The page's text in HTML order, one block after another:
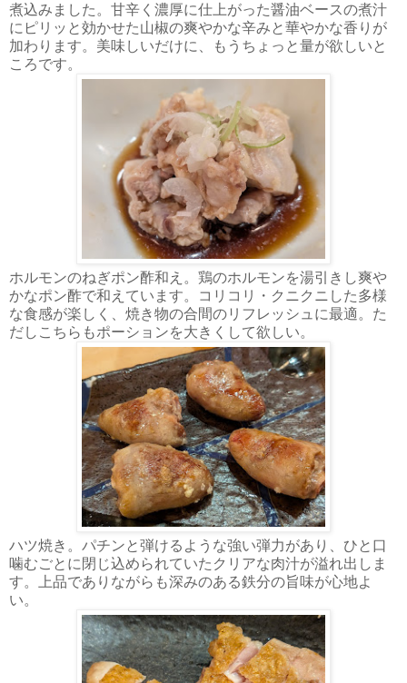
煮込みました。甘辛く濃厚に仕上がった醤油ベースの煮汁
にピリッと効かせた山椒の爽やかな辛みと華やかな香りが
加わります。美味しいだけに、もうちょっと量が欲しいと
ころです。
ホルモンのねぎポン酢和え。鶏のホルモンを湯引きし爽や
かなポン酢で和えています。コリコリ・クニクニした多様
な食感が楽しく、焼き物の合間のリフレッシュに最適。た
だしこちらもポーションを大きくして欲しい。
ハツ焼き。パチンと弾けるような強い弾力があり、ひと口
噛むごとに閉じ込められていたクリアな肉汁が溢れ出しま
す。上品でありながらも深みのある鉄分の旨味が心地よ
い。